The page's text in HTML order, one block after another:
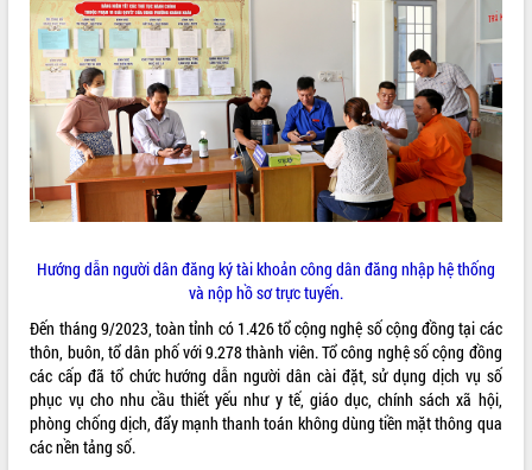
Hướng dẫn người dân đăng ký tài khoản công dân đăng nhập hệ thống
và nộp hồ sơ trực tuyến.
Đến tháng 9/2023, toàn tỉnh có 1.426 tổ cộng nghệ số cộng đồng tại các
thôn, buôn, tổ dân phố với 9.278 thành viên. Tổ công nghệ số cộng đồng
các cấp đã tổ chức hướng dẫn người dân cài đặt, sử dụng dịch vụ số
phục vụ cho nhu cầu thiết yếu như y tế, giáo dục, chính sách xã hội,
phòng chống dịch, đẩy mạnh thanh toán không dùng tiền mặt thông qua
các nền tảng số.